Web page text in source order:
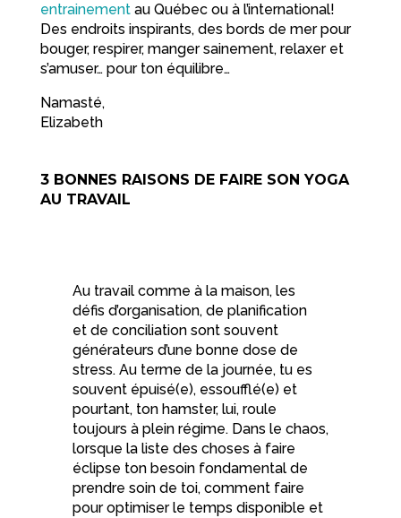
entrainementau Québec ou à l’international!
Des endroits inspirants, des bords de mer pour
bouger, respirer, manger sainement, relaxer et
s’amuser… pour ton équilibre…
Namasté,
Elizabeth
3 BONNES RAISONS DE FAIRE SON YOGA
AU TRAVAIL
Au travail comme à la maison, les
défis d’organisation, de planification
et de conciliation sont souvent
générateurs d’une bonne dose de
stress. Au terme de la journée, tu es
souvent épuisé(e), essoufflé(e) et
pourtant, ton hamster, lui, roule
toujours à plein régime. Dans le chaos,
lorsque la liste des choses à faire
éclipse ton besoin fondamental de
prendre soin de toi, comment faire
pour optimiser le temps disponible et